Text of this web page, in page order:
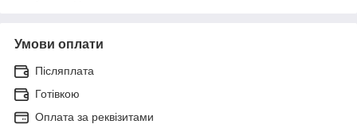
Умови оплати
Післяплата
Готівкою
Оплата за реквізитами